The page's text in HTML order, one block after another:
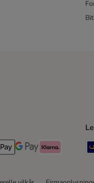
MethodMethod
Pay Payment Method
Google Pay Payment
Klarna Payment